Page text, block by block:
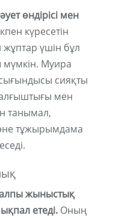
өндірісі мен
күресетін
жұптар үшін бұл
Муира
сияқты
мен
танымал,
тұжырымдама
жыныстық
етеді. Оның